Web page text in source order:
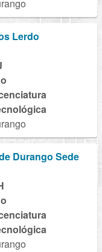
Lerdo
Durango Sede